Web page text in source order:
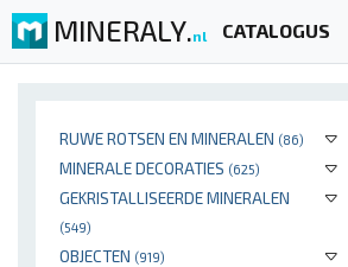
MINERALY.nl CATALOGUS
RUWE ROTSEN EN MINERALEN (86)
MINERALE DECORATIES (625)
GEKRISTALLISEERDE MINERALEN
(549)
OBJECTEN (919)